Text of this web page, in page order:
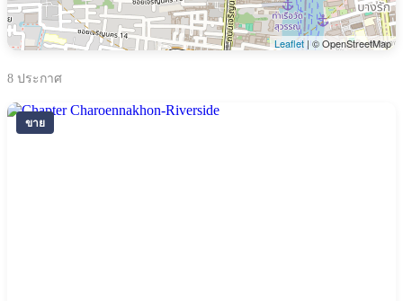
Leaflet | © OpenStreetMap
8 ประกาศ
ขาย